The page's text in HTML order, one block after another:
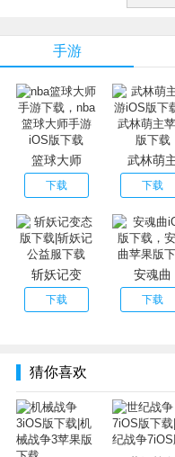
枪林弹雨，大型武器，气
搜罗暗藏各种技能的百
独有的战术吧！
在战车和堡垒上部署士兵
与世界各地的对手作战，
手游
篮球大师
下载
武林萌
下载
斩妖记变
下载
安魂曲
下载
猜你喜欢